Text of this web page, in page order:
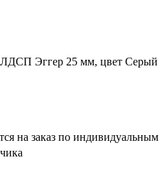
Эггер 25 мм, цвет Серый
на заказ по индивидуальным